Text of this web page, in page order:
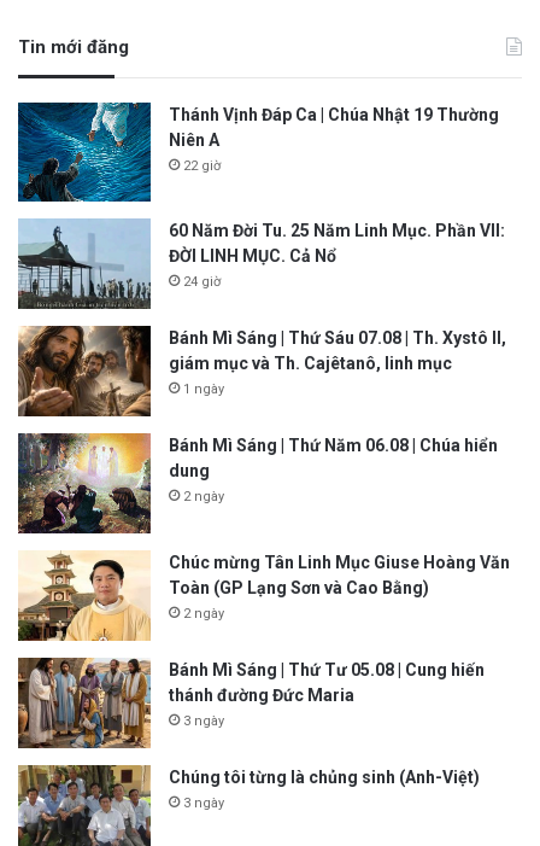
Tin mới đăng
Thánh Vịnh Đáp Ca | Chúa Nhật 19 Thường
Niên A
22 giờ
60 Năm Đời Tu. 25 Năm Linh Mục. Phần VII:
ĐỜI LINH MỤC. Cả Nổ
24 giờ
Bánh Mì Sáng | Thứ Sáu 07.08 | Th. Xystô II,
giám mục và Th. Cajêtanô, linh mục
1 ngày
Bánh Mì Sáng | Thứ Năm 06.08 | Chúa hiển
dung
2 ngày
Chúc mừng Tân Linh Mục Giuse Hoàng Văn
Toàn (GP Lạng Sơn và Cao Bằng)
2 ngày
Bánh Mì Sáng | Thứ Tư 05.08 | Cung hiến
thánh đường Đức Maria
3 ngày
Chúng tôi từng là chủng sinh (Anh-Việt)
3 ngày